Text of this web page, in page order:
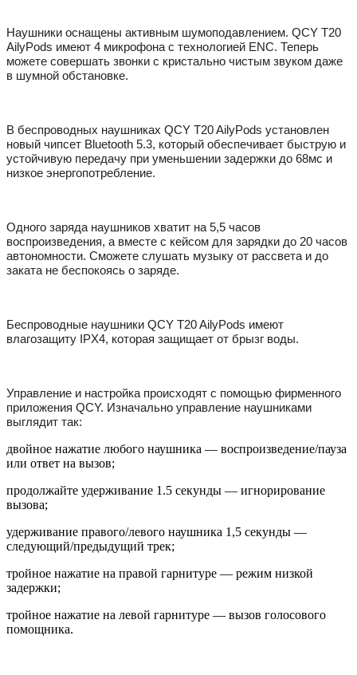
Наушники оснащены активным шумоподавлением. QCY T20
AilyPods имеют 4 микрофона с технологией ENC. Теперь
можете совершать звонки с кристально чистым звуком даже
в шумной обстановке.
В беспроводных наушниках QCY T20 AilyPods установлен
новый чипсет Bluetooth 5.3, который обеспечивает быструю и
устойчивую передачу при уменьшении задержки до 68мс и
низкое энергопотребление.
Одного заряда наушников хватит на 5,5 часов
воспроизведения, а вместе с кейсом для зарядки до 20 часов
автономности. Сможете слушать музыку от рассвета и до
заката не беспокоясь о заряде.
Беспроводные наушники QCY T20 AilyPods имеют
влагозащиту IPX4, которая защищает от брызг воды.
Управление и настройка происходят с помощью фирменного
приложения QCY. Изначально управление наушниками
выглядит так:
двойное нажатие любого наушника — воспроизведение/пауза
или ответ на вызов;
продолжайте удерживание 1.5 секунды — игнорирование
вызова;
удерживание правого/левого наушника 1,5 секунды —
следующий/предыдущий трек;
тройное нажатие на правой гарнитуре — режим низкой
задержки;
тройное нажатие на левой гарнитуре — вызов голосового
помощника.